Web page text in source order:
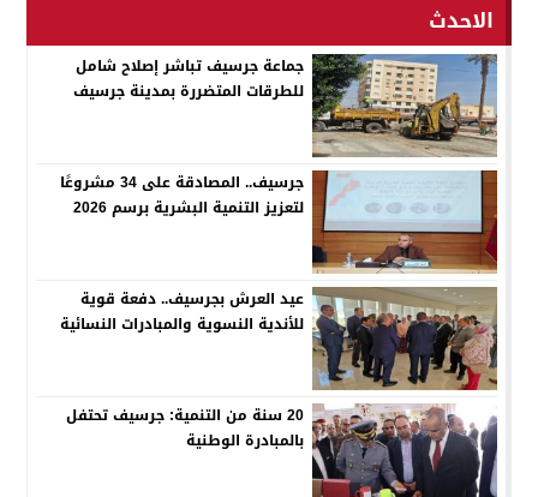
الاحدث
جماعة جرسيف تباشر إصلاح شامل
للطرقات المتضررة بمدينة جرسيف
جرسيف.. المصادقة على 34 مشروعًا
لتعزيز التنمية البشرية برسم 2026
عيد العرش بجرسيف.. دفعة قوية
للأندية النسوية والمبادرات النسائية
20 سنة من التنمية: جرسيف تحتفل
بالمبادرة الوطنية